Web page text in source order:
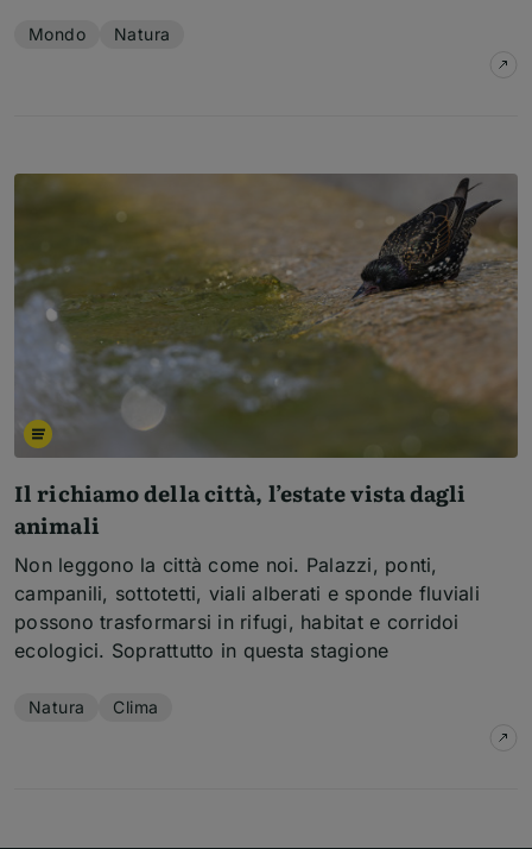
Mondo Natura
su
Il richiamo della città, l’estate vista dagli
animali
Non leggono la città come noi. Palazzi, ponti,
campanili, sottotetti, viali alberati e sponde fluviali
possono trasformarsi in rifugi, habitat e corridoi
ecologici. Soprattutto in questa stagione
Natura Clima
su